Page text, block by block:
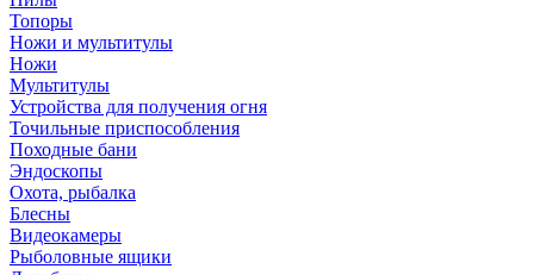
Топоры
Ножи и мультитулы
Ножи
Мультитулы
Устройства для получения огня
Точильные приспособления
Походные бани
Эндоскопы
Охота, рыбалка
Блесны
Видеокамеры
Рыболовные ящики